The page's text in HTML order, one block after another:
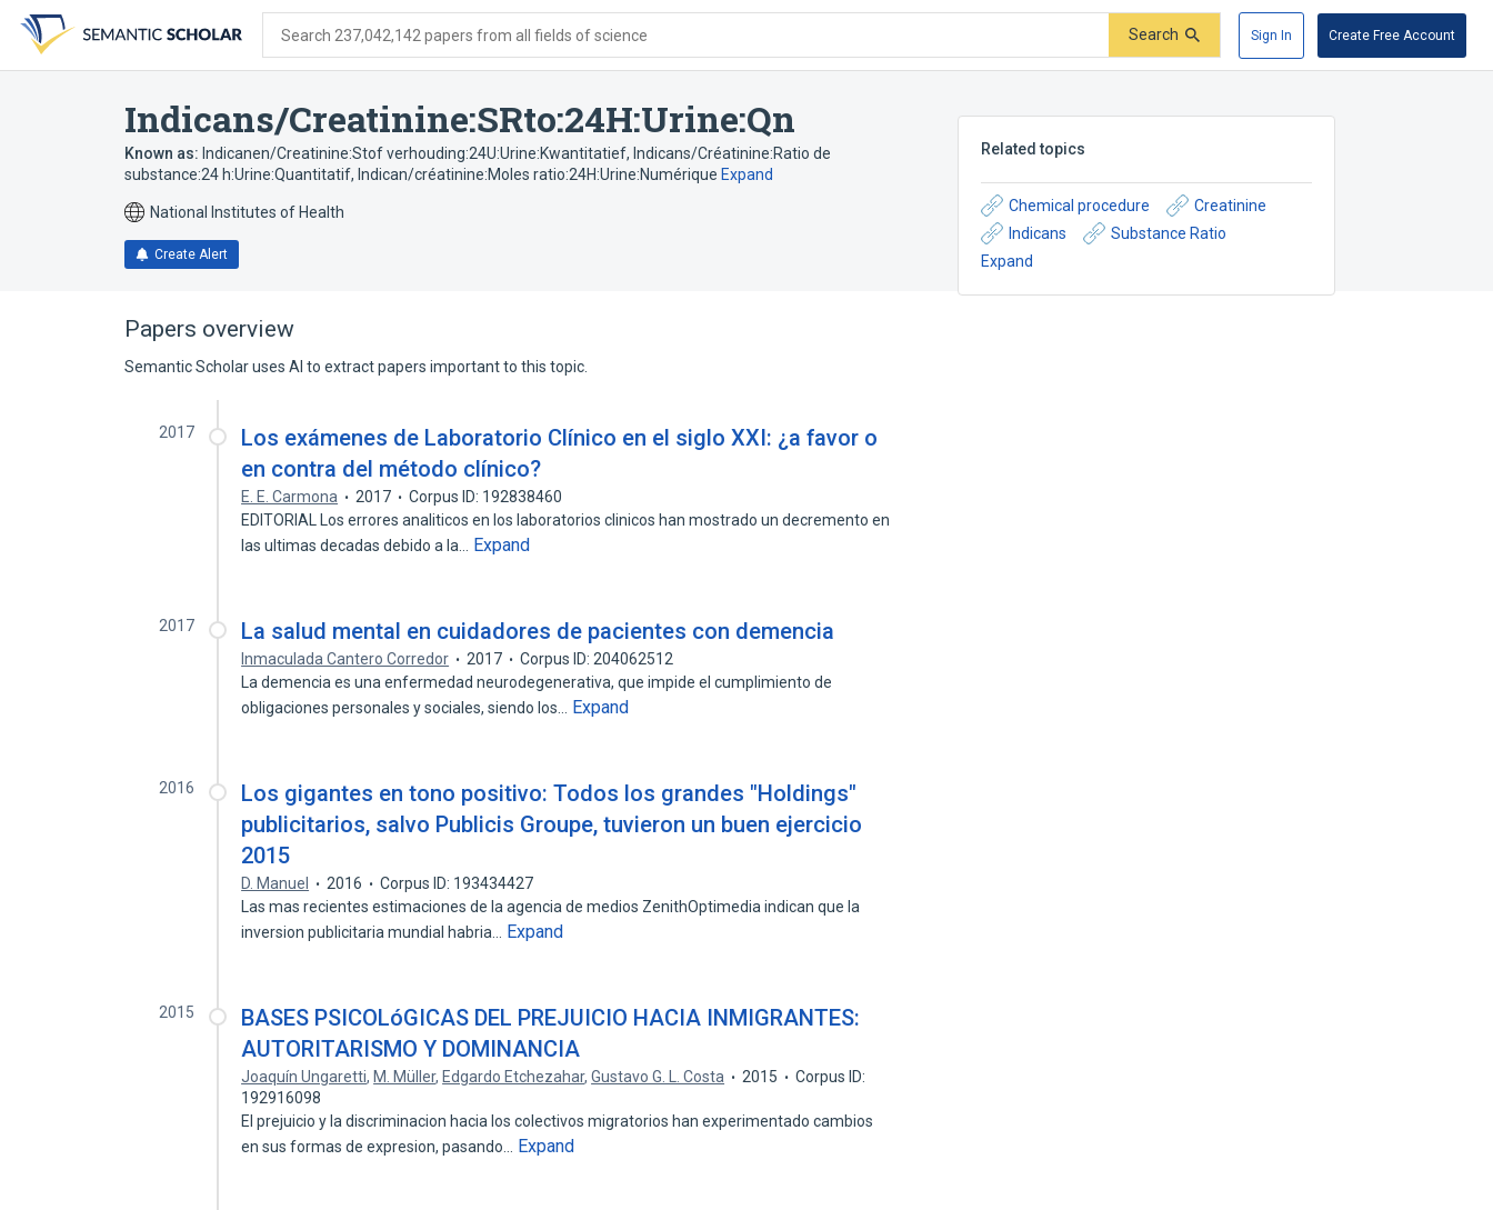
search
form
content
account
menu
Search 237,042,142 papers from all fields of science Search Sign In Create Free Account
Indicans/Creatinine:SRto:24H:Urine:Qn
Known as: Indicanen/Creatinine:Stof verhouding:24U:Urine:Kwantitatief, Indicans/Créatinine:Ratio de
substance:24 h:Urine:Quantitatif, Indican/créatinine:Moles ratio:24H:Urine:Numérique Expand
National Institutes of Health
Create Alert
Related topics
Chemical procedure
Creatinine
Indicans
Substance Ratio
Expand
Papers overview
Semantic Scholar uses AI to extract papers important to this topic.
2017
Los exámenes de Laboratorio Clínico en el siglo XXI: ¿a favor o
en contra del método clínico?
E. E. Carmona 2017
Corpus ID: 192838460
EDITORIAL Los errores analiticos en los laboratorios clinicos han mostrado un decremento en
las ultimas decadas debido a la…
Expand
2017 La salud mental en cuidadores de pacientes con demencia
Inmaculada Cantero Corredor 2017
Corpus ID: 204062512
La demencia es una enfermedad neurodegenerativa, que impide el cumplimiento de
obligaciones personales y sociales, siendo los…
Expand
2016
Los gigantes en tono positivo: Todos los grandes "Holdings"
publicitarios, salvo Publicis Groupe, tuvieron un buen ejercicio
2015
D. Manuel 2016
Corpus ID: 193434427
Las mas recientes estimaciones de la agencia de medios ZenithOptimedia indican que la
inversion publicitaria mundial habria…
Expand
2015
BASES PSICOLóGICAS DEL PREJUICIO HACIA INMIGRANTES:
AUTORITARISMO Y DOMINANCIA
Joaquín Ungaretti, M. Müller, Edgardo Etchezahar,Gustavo G. L. Costa 2015
Corpus ID:
192916098
El prejuicio y la discriminacion hacia los colectivos migratorios han experimentado cambios
en sus formas de expresion, pasando…
Expand